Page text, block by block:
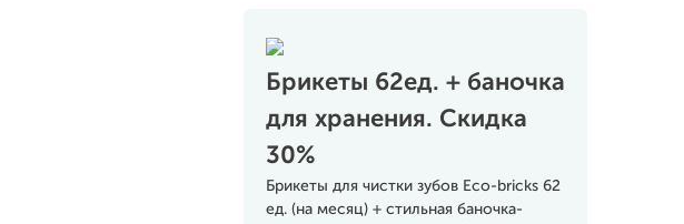
Брикеты 62ед. + баночка
для хранения. Скидка
30%
Брикеты для чистки зубов Eco-bricks 62
ед. (на месяц) + стильная баночка-